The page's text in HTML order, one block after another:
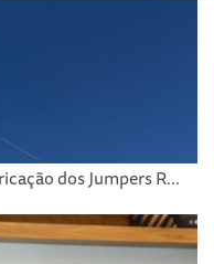
dos Jumpers R...